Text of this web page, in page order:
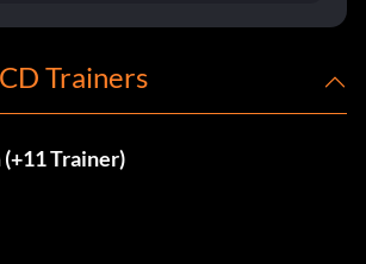
Trainers
(+11 Trainer)